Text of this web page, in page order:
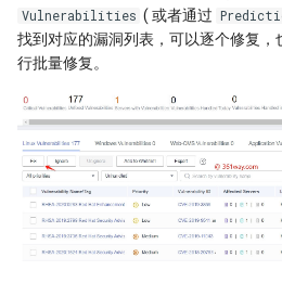
QingTian Architecture
training
Training
Claude 神级Prompt
ControlNet图像生成控制
常见AI模型汇总
AI导航草稿
Redis使用场景
kafka架构说明
Zero Copy原理
微服务与serverless架构
Vulnerabilities ( 或者通过
找到对应的漏洞列表，可以逐个修复，
行批量修复。